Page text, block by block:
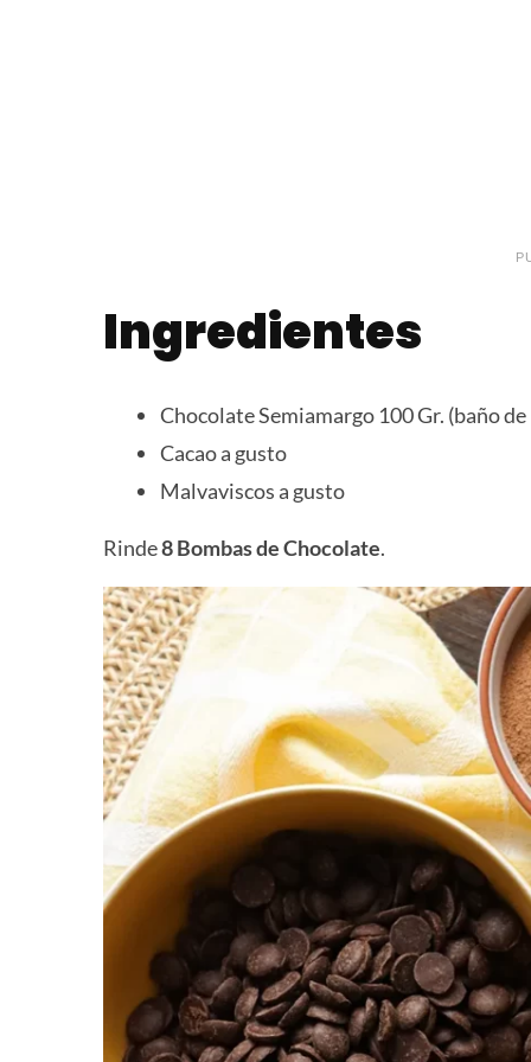
Ingredientes
Chocolate Semiamargo 100 Gr. (baño
Cacao a gusto
Malvaviscos a gusto
Rinde8 Bombas de Chocolate.